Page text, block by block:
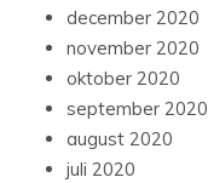
december 2020
november 2020
oktober 2020
september 2020
august 2020
juli 2020